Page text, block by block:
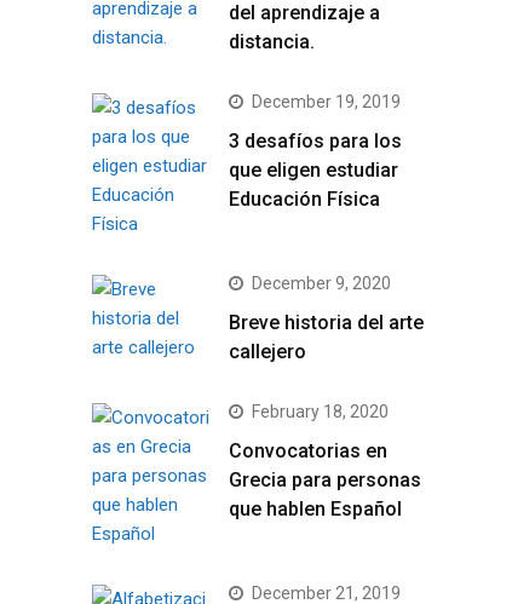
del aprendizaje a
distancia.
December 19, 2019
3 desafíos para los
que eligen estudiar
Educación Física
December 9, 2020
Breve historia del arte
callejero
February 18, 2020
Convocatorias en
Grecia para personas
que hablen Español
December 21, 2019